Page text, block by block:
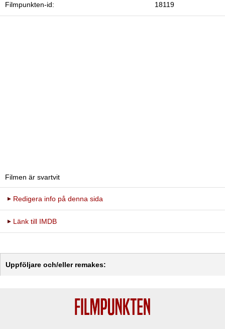
Filmpunkten-id: 18119
Filmen är svartvit
Redigera info på denna sida
Länk till IMDB
Uppföljare och/eller remakes: